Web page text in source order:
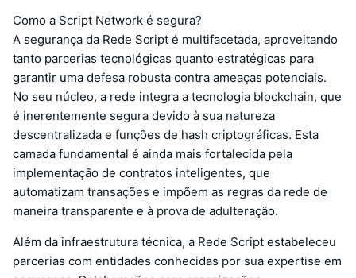
Como a Script Network é segura?
A segurança da Rede Script é multifacetada, aproveitando
tanto parcerias tecnológicas quanto estratégicas para
garantir uma defesa robusta contra ameaças potenciais.
No seu núcleo, a rede integra a tecnologia blockchain, que
é inerentemente segura devido à sua natureza
descentralizada e funções de hash criptográficas. Esta
camada fundamental é ainda mais fortalecida pela
implementação de contratos inteligentes, que
automatizam transações e impõem as regras da rede de
maneira transparente e à prova de adulteração.
Além da infraestrutura técnica, a Rede Script estabeleceu
parcerias com entidades conhecidas por sua expertise em